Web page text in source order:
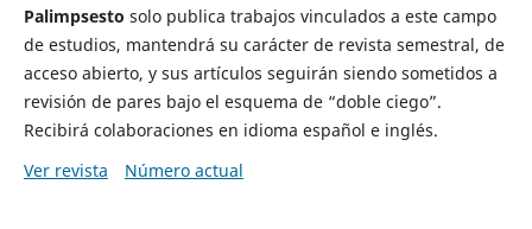
Palimpsesto solo publica trabajos vinculados a este campo
de estudios, mantendrá su carácter de revista semestral, de
acceso abierto, y sus artículos seguirán siendo sometidos a
revisión de pares bajo el esquema de “doble ciego”.
Recibirá colaboraciones en idioma español e inglés.
Ver revista
Número actual